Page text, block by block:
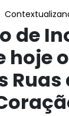
de
hoje
Ruas